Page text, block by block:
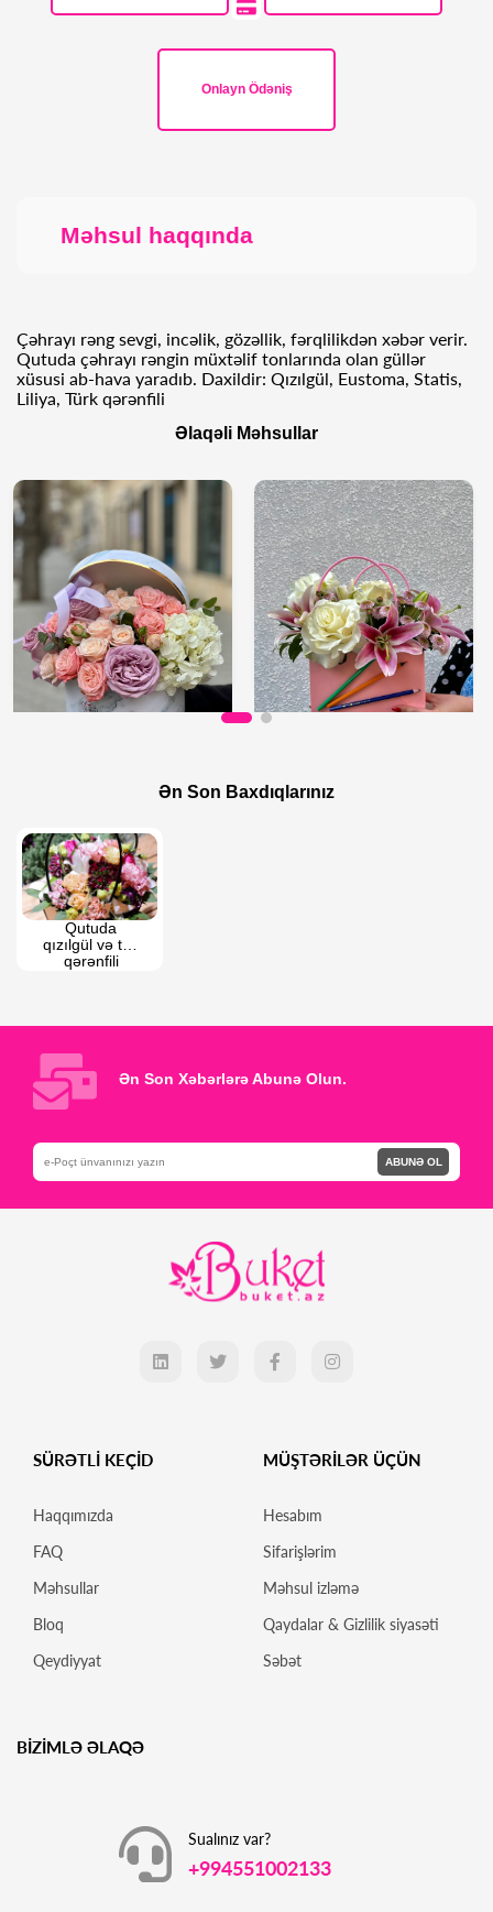
Onlayn Ödəniş
Məhsul haqqında
Çəhrayı rəng sevgi, incəlik, gözəllik, fərqlilikdən xəbər verir.
Qutuda çəhrayı rəngin müxtəlif tonlarında olan güllər
xüsusi ab-hava yaradıb. Daxildir: Qızılgül, Eustoma, Statis,
Liliya, Türk qərənfili
Əlaqəli Məhsullar
Qutuda qarışıq güllər
15 sentyabr üçün buket
Ən Son Baxdıqlarınız
Qutuda
qızılgül və türk
qərənfili
Ən Son Xəbərlərə Abunə Olun.
ABUNƏ OL
SÜRƏTLİ KEÇİD
Haqqımızda
FAQ
Məhsullar
Bloq
Qeydiyyat
MÜŞTƏRİLƏR ÜÇÜN
Hesabım
Sifarişlərim
Məhsul izləmə
Qaydalar & Gizlilik siyasəti
Səbət
BİZİMLƏ ƏLAQƏ
Sualınız var?
+994551002133